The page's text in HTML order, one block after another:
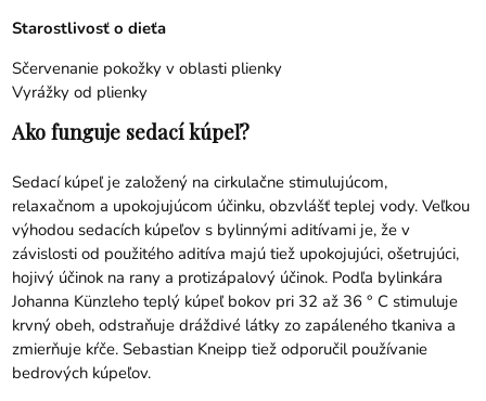
Starostlivosť o dieťa
Sčervenanie pokožky v oblasti plienky
Vyrážky od plienky
Ako funguje sedací kúpeľ?
Sedací kúpeľ je založený na cirkulačne stimulujúcom,
relaxačnom a upokojujúcom účinku, obzvlášť teplej vody. Veľkou
výhodou sedacích kúpeľov s bylinnými aditívami je, že v
závislosti od použitého aditíva majú tiež upokojujúci, ošetrujúci,
hojivý účinok na rany a protizápalový účinok. Podľa bylinkára
Johanna Künzleho teplý kúpeľ bokov pri 32 až 36 ° C stimuluje
krvný obeh, odstraňuje dráždivé látky zo zapáleného tkaniva a
zmierňuje kŕče. Sebastian Kneipp tiež odporučil používanie
bedrových kúpeľov.